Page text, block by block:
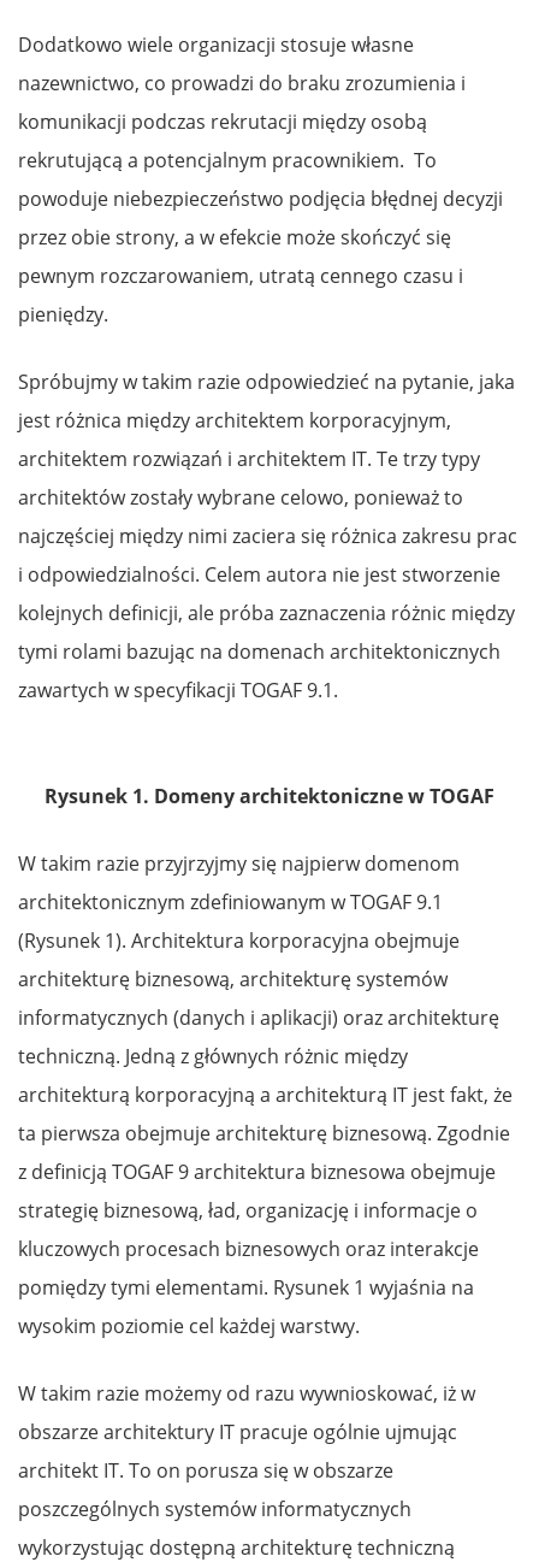
Dodatkowo wiele organizacji stosuje własne
nazewnictwo, co prowadzi do braku zrozumienia i
komunikacji podczas rekrutacji między osobą
rekrutującą a potencjalnym pracownikiem. To
powoduje niebezpieczeństwo podjęcia błędnej decyzji
przez obie strony, a w efekcie może skończyć się
pewnym rozczarowaniem, utratą cennego czasu i
pieniędzy.
Spróbujmy w takim razie odpowiedzieć na pytanie, jaka
jest różnica między architektem korporacyjnym,
architektem rozwiązań i architektem IT. Te trzy typy
architektów zostały wybrane celowo, ponieważ to
najczęściej między nimi zaciera się różnica zakresu prac
i odpowiedzialności. Celem autora nie jest stworzenie
kolejnych definicji, ale próba zaznaczenia różnic między
tymi rolami bazując na domenach architektonicznych
zawartych w specyfikacji TOGAF 9.1.
Rysunek 1. Domeny architektoniczne w TOGAF
W takim razie przyjrzyjmy się najpierw domenom
architektonicznym zdefiniowanym w TOGAF 9.1
(Rysunek 1). Architektura korporacyjna obejmuje
architekturę biznesową, architekturę systemów
informatycznych (danych i aplikacji) oraz architekturę
techniczną. Jedną z głównych różnic między
architekturą korporacyjną a architekturą IT jest fakt, że
ta pierwsza obejmuje architekturę biznesową. Zgodnie
z definicją TOGAF 9 architektura biznesowa obejmuje
strategię biznesową, ład, organizację i informacje o
kluczowych procesach biznesowych oraz interakcje
pomiędzy tymi elementami. Rysunek 1 wyjaśnia na
wysokim poziomie cel każdej warstwy.
W takim razie możemy od razu wywnioskować, iż w
obszarze architektury IT pracuje ogólnie ujmując
architekt IT. To on porusza się w obszarze
poszczególnych systemów informatycznych
wykorzystując dostępną architekturę techniczną